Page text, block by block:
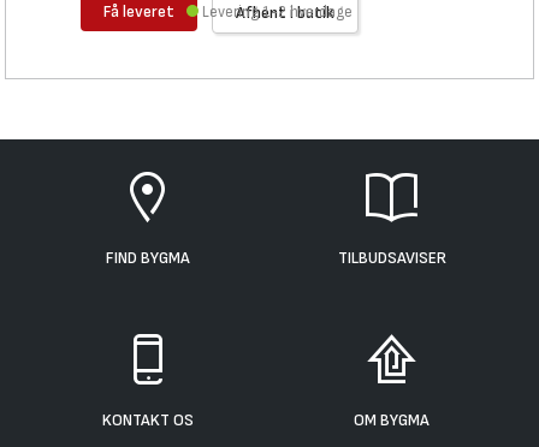
Få leveret Afhent i butik
Levering 1-2 hverdage
FIND BYGMA TILBUDSAVISER
KONTAKT OS OM BYGMA